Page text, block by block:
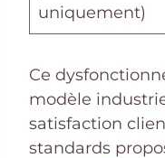
uniquement)
Ce
modèle
satisfaction
standards